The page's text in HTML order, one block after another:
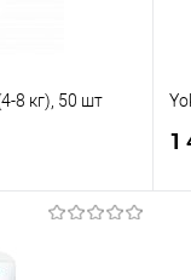
8 кг), 50 шт
1